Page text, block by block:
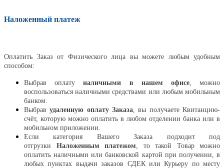
Наложенный платеж
Оплатить Заказ от Физического лица вы можете любым удобным
способом:
Выбрав оплатуналичными в нашем офисе, можно
воспользоваться наличными средствами или любым мобильным
банком.
Выбравудаленную оплату Заказа , вы получаете Квитанцию-
счёт, которую можно оплатить в любом отделении банка или в
мобильном приложении.
Если категория Вашего Заказа подходит под
отгрузки Наложенным платежом , то такой Товар можно
оплатить наличными или банковской картой при получении, в
любых пунктах выдачи заказов СДЕК или Курьеру по месту